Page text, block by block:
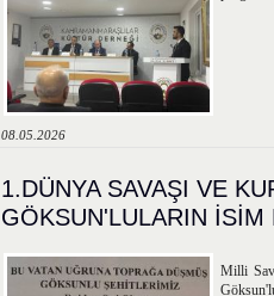
08.05.2026
1.DÜNYA SAVAŞI VE
GÖKSUN'LULARIN İSİM
Milli